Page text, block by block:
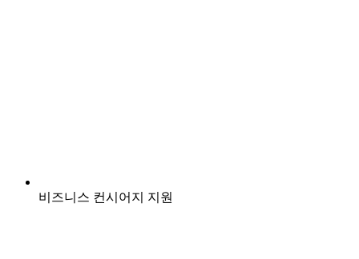
비즈니스 컨시어지 지원